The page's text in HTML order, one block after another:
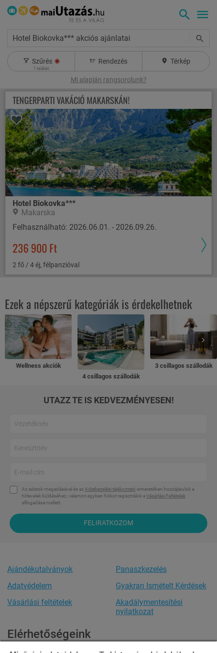
Hotel Biokovka*** akciós ajánlatai
Szűrés
1 találat
Rendezés Térkép
Mi alapján rangsorolunk?
TENGERPARTI VAKÁCIÓ MAKARSKÁN!
Hotel Biokovka***
Makarska
Felhasználható: 2026.06.01. - 2026.09.26.
236 900 Ft
2 fő / 4 éj, félpanzióval
Ezek a népszerű kategóriák is érdekelhetnek
Wellness akciók
4 csillagos szállodák
3 csillagos szállodák
UTAZZ TE IS KEDVEZMÉNYESEN!
Az adatok megadásával és az Adatkezelési tájékoztató ismeretében hozzájárulok a
hírlevelek küldéséhez, valamint egyben fiókot regisztrálok aVásárlási Feltételek
elfogadása mellett.
FELIRATKOZOM
Ajándékutalványok
Adatvédelem
Vásárlási feltételek
Panaszkezelés
Gyakran Ismételt Kérdések
Akadálymentesítési
nyilatkozat
Elérhetőségeink